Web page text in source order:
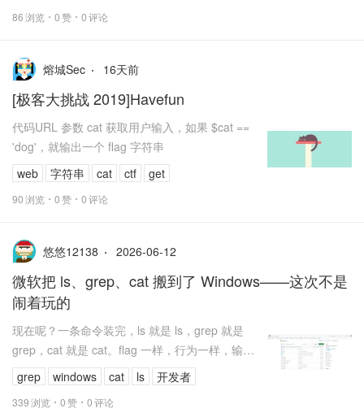
86浏览 0赞 0评论
熔城Sec 16天前
[极客大挑战 2019]Havefun
代码URL 参数 cat 获取用户输入，如果 $cat ==
'dog'，就输出一个 flag 字符串
web
字符串 cat ctf get
90浏览 0赞 0评论
悠悠12138 2026-06-12
微软把 ls、grep、cat 搬到了 Windows——这次不是
闹着玩的
现在呢？一条命令装完，ls 就是 ls，grep 就是
grep，cat 就是 cat。flag 一样，行为一样，输出
一样。
grep windows cat ls 开发者
339浏览 0赞 0评论